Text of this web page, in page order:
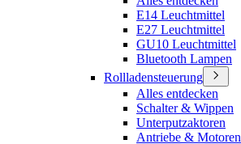
E14 Leuchtmittel
E27 Leuchtmittel
GU10 Leuchtmittel
Bluetooth Lampen
Rollladensteuerung
Alles entdecken
Schalter & Wippen
Unterputzaktoren
Antriebe & Motoren